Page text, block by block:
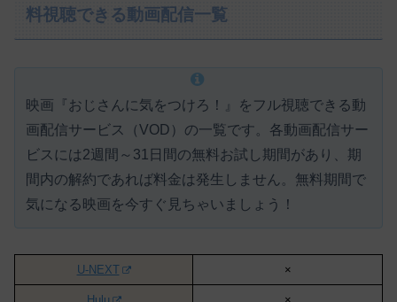
料視聴できる動画配信一覧
映画『おじさんに気をつけろ！』をフル視聴できる動
画配信サービス（VOD）の一覧です。各動画配信サー
ビスには2週間～31日間の無料お試し期間があり、期
間内の解約であれば料金は発生しません。 無料期間で
気になる映画を今すぐ見ちゃいましょう！
U-NEXT ×